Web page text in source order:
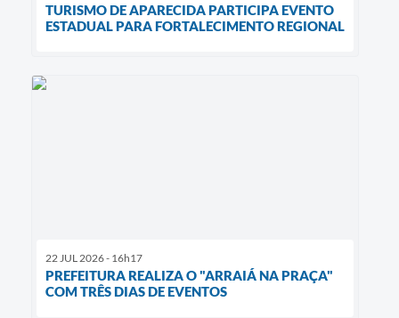
TURISMO DE APARECIDA PARTICIPA EVENTO
ESTADUAL PARA FORTALECIMENTO REGIONAL
22 JUL 2026 - 16h17
PREFEITURA REALIZA O "ARRAIÁ NA PRAÇA"
COM TRÊS DIAS DE EVENTOS